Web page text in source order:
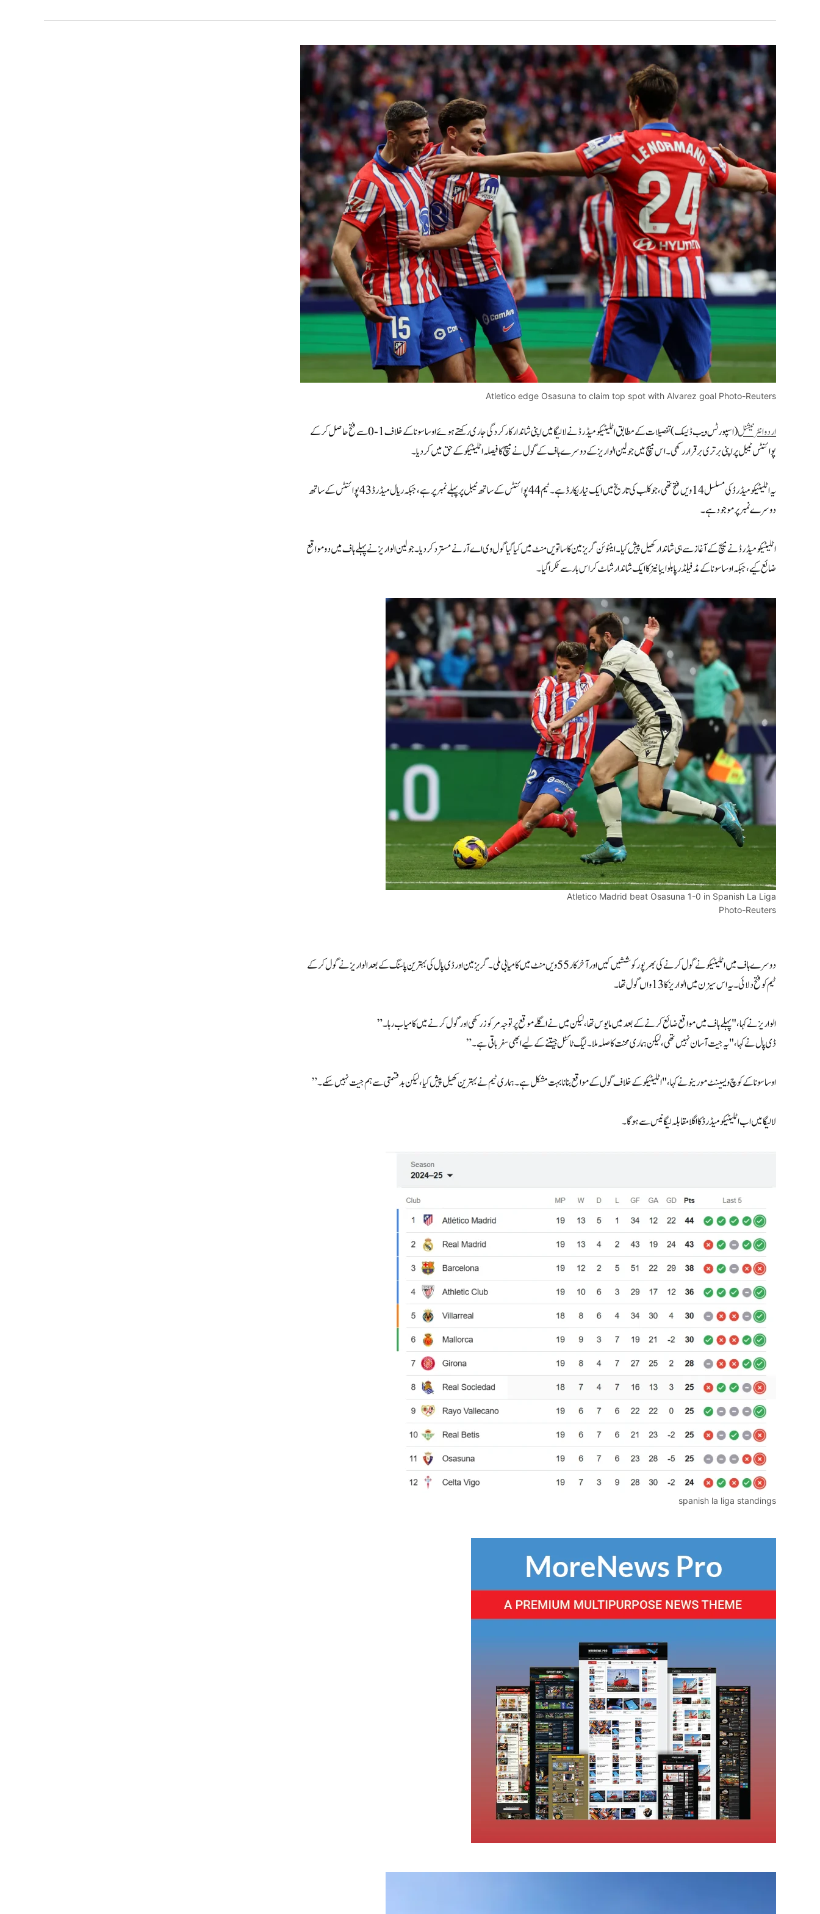
Atletico edge Osasuna to claim top spot with Alvarez goal Photo-Reuters
اردو انٹرنیشنل
(اسپورٹس ویب ڈیسک) تفصیلات کے مطابق اٹلیٹیکو میڈرڈ نے لا لیگا میں اپنی شاندار کارکردگی جاری رکھتے ہوئے اوساسونا کے خلاف 1-0 سے فتح حاصل کر کے
پوائنٹس ٹیبل پر اپنی برتری برقرار رکھی۔ اس میچ میں جولین الواریز کے دوسرے ہاف کے گول نے میچ کا فیصلہ اٹلیٹیکو کے حق میں کردیا۔
یہ اٹلیٹیکو میڈرڈ کی مسلسل 14ویں فتح تھی، جو کلب کی تاریخ میں ایک نیا ریکارڈ ہے۔ ٹیم 44 پوائنٹس کے ساتھ ٹیبل پر پہلے نمبر پر ہے، جبکہ ریال میڈرڈ 43 پوائنٹس کے ساتھ
دوسرے نمبر پر موجود ہے۔
اٹلیٹیکو میڈرڈ نے میچ کے آغاز سے ہی شاندار کھیل پیش کیا۔ اینٹوئن گریزمین کا ساتویں منٹ میں کیا گیا گول وی اے آر نے مسترد کر دیا۔ جولین الواریز نے پہلے ہاف میں دو مواقع
ضائع کیے، جبکہ اوساسونا کے مڈفیلڈر پابلو ایبانیز کا ایک شاندار شاٹ کراس بار سے ٹکرا گیا۔
Atletico Madrid beat Osasuna 1-0 in Spanish La Liga
Photo-Reuters
دوسرے ہاف میں اٹلیٹیکو نے گول کرنے کی بھرپور کوششیں کیں اور آخر کار 55ویں منٹ میں کامیابی ملی۔ گریزمین اور ڈی پال کی بہترین پاسنگ کے بعد الواریز نے گول کر کے
ٹیم کو فتح دلائی۔ یہ اس سیزن میں الواریز کا 13واں گول تھا۔
الواریز نے کہا، "پہلے ہاف میں مواقع ضائع کرنے کے بعد میں مایوس تھا، لیکن میں نے اگلے موقع پر توجہ مرکوز رکھی اور گول کرنے میں کامیاب رہا۔”
ڈی پال نے کہا، "یہ جیت آسان نہیں تھی، لیکن ہماری محنت کا صلہ ملا۔ لیگ ٹائٹل جیتنے کے لیے ابھی سفر باقی ہے۔”
اوساسونا کے کوچ ویسینٹ مورینو نے کہا، "اٹلیٹیکو کے خلاف گول کے مواقع بنانا بہت مشکل ہے۔ ہماری ٹیم نے بہترین کھیل پیش کیا، لیکن بدقسمتی سے ہم جیت نہیں سکے۔”
لا لیگا میں اب اٹلیٹیکو میڈرڈ کا اگلا مقابلہ لیگانیس سے ہوگا۔
spanish la liga standings